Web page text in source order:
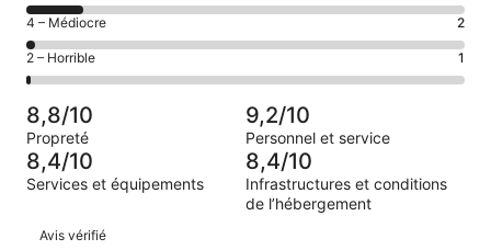
(Excellent),
d’après 48 avis
sur 98.
de 8
(Bien),
d’après 34 avis
sur 98.
des
voyageurs
de 6
(Satisfaisant),
sur 98.
Note
des
voyageurs
de 4
(Médiocre),
d’après 2 avis
sur 98.
4 – Médiocre 2
Note
des
voyageurs
de 2
(Horrible),
d’après 1 avis
sur 98.
2 – Horrible 1
8,8/10
Propreté
9,2/10
Personnel et service
8,4/10
Services et équipements
8,4/10
Infrastructures et conditions
de l’hébergement
Avis
Avis vérifié